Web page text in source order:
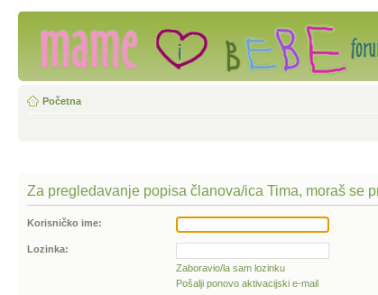
Početna
Za pregledavanje popisa članova/ica Tima, moraš se
Korisničko ime:
Lozinka:
Zaboravio/la sam lozinku
Pošalji ponovo aktivacijski e-mail